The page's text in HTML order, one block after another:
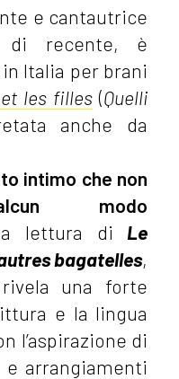
e cantautrice
di recente, è
Italia per brani
les filles (Quelli
anche da
intimo che non
modo
lettura di Le
bagatelles,
una forte
e la lingua
l’aspirazione di
arrangiamenti